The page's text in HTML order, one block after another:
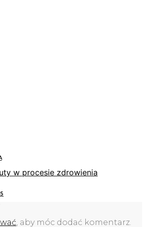
w procesie zdrowienia
, aby móc dodać komentarz.